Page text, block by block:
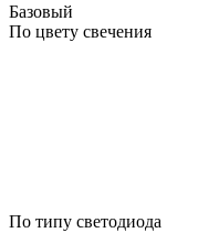
Базовый
По цвету свечения
По типу светодиода